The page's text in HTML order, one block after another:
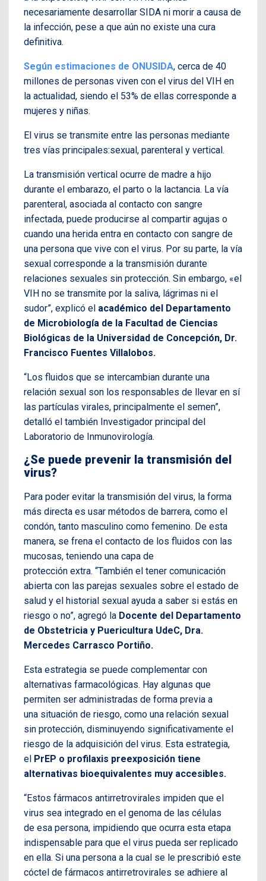
necesariamente desarrollar SIDA ni morir a causa de
la infección, pese a que aún no existe una cura
definitiva.
Según estimaciones de ONUSIDA, cerca de 40
millones de personas viven con el virus del VIH en
la actualidad, siendo el 53% de ellas corresponde a
mujeres y niñas.
El virus se transmite entre las personas mediante
tres vías principales:sexual, parenteral y vertical.
La transmisión vertical ocurre de madre a hijo
durante el embarazo, el parto o la lactancia. La vía
parenteral, asociada al contacto con sangre
infectada, puede producirse al compartir agujas o
cuando una herida entra en contacto con sangre de
una persona que vive con el virus. Por su parte, la vía
sexual corresponde a la transmisión durante
relaciones sexuales sin protección. Sin embargo, «el
VIH no se transmite por la saliva, lágrimas ni el
sudor”, explicó el académico del Departamento
de Microbiología de la Facultad de Ciencias
Biológicas de la Universidad de Concepción, Dr.
Francisco Fuentes Villalobos.
“Los fluidos que se intercambian durante una
relación sexual son los responsables de llevar en sí
las partículas virales, principalmente el semen”,
detalló el también Investigador principal del
Laboratorio de Inmunovirología.
¿Se puede prevenir la transmisión del
virus?
Para poder evitar la transmisión del virus, la forma
más directa es usar métodos de barrera, como el
condón, tanto masculino como femenino. De esta
manera, se frena el contacto de los fluidos con las
mucosas, teniendo una capa de
protección extra. “También el tener comunicación
abierta con las parejas sexuales sobre el estado de
salud y el historial sexual ayuda a saber si estás en
riesgo o no”, agregó la Docente del Departamento
de Obstetricia y Puericultura UdeC, Dra.
Mercedes Carrasco Portiño.
Esta estrategia se puede complementar con
alternativas farmacológicas. Hay algunas que
permiten ser administradas de forma previa a
una situación de riesgo, como una relación sexual
sin protección, disminuyendo significativamente el
riesgo de la adquisición del virus. Esta estrategia,
el PrEP o profilaxis preexposición tiene
alternativas bioequivalentes muy accesibles.
“Estos fármacos antirretrovirales impiden que el
virus sea integrado en el genoma de las células
de esa persona, impidiendo que ocurra esta etapa
indispensable para que el virus pueda ser replicado
en ella. Si una persona a la cual se le prescribió este
cóctel de fármacos antirretrovirales se adhiere al